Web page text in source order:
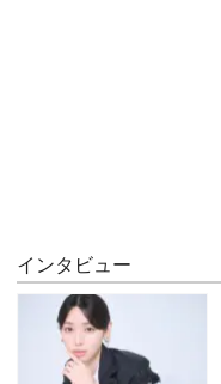
インタビュー